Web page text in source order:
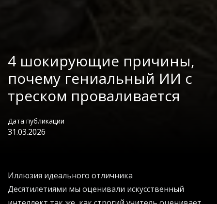
4 шокирующие причины,
почему гениальный ИИ с
треском проваливается
Дата публикации
31.03.2026
Иллюзия идеального отличника
Десятилетиями мы оценивали искусственный